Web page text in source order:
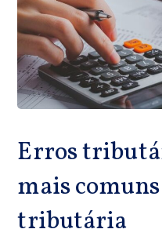
Erros
mais
tributária